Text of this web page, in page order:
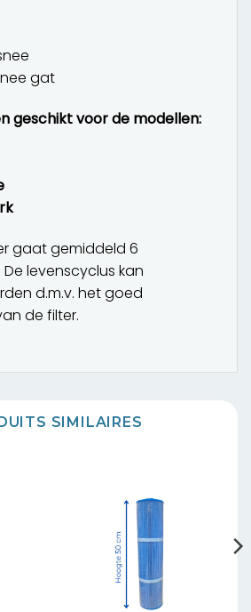
gat
geschikt voor de modellen:
gaat gemiddeld 6
levenscyclus kan
d.m.v. het goed
de filter.
SIMILAIRES